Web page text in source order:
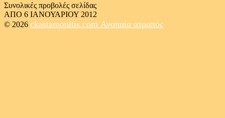
Συνολικές προβολές σελίδας
ΑΠΟ 6 ΙΑΝΟΥΑΡΙΟΥ 2012
© 2026 ckastamonitis.com Ανοπαία ατραπός